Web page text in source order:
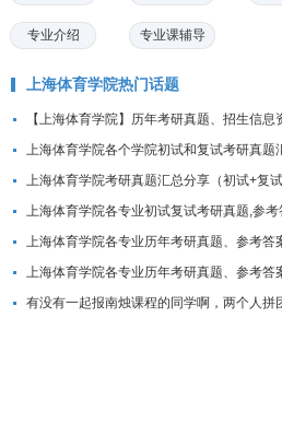
专业介绍 专业课辅导
上海体育学院热门话题
【上海体育学院】历年考研真题、招生信息
上海体育学院各个学院初试和复试考研真题
上海体育学院考研真题汇总分享（初试+复试
上海体育学院各专业初试复试考研真题,参考
范围
上海体育学院各专业历年考研真题、参考答
笔记
上海体育学院各专业历年考研真题、参考答
笔记
有没有一起报南烛课程的同学啊，两个人拼